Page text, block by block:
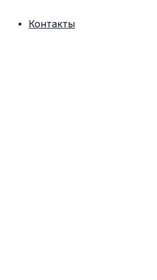
Контакты